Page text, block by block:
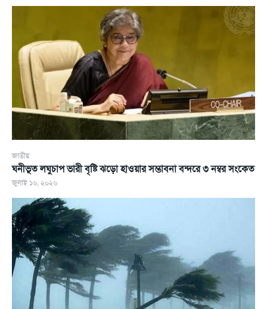
জাতীয়
ঘনীভূত লঘুচাপ ভারী বৃষ্টি ঝড়ো হাওয়ার সম্ভাবনা বন্দরে ৩ নম্বর সংকেত
জুলাই ১৬, ২০২৬